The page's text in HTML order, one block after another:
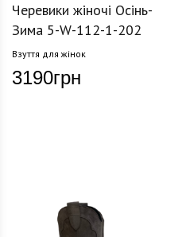
Черевики жіночі Осінь-
Зима 5-W-112-1-202
Взуття для жінок
3190грн